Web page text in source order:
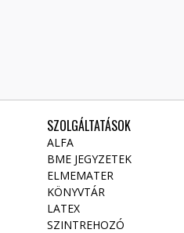
SZOLGÁLTATÁSOK
ALFA
BME JEGYZETEK
ELMEMATER
KÖNYVTÁR
LATEX
SZINTREHOZÓ